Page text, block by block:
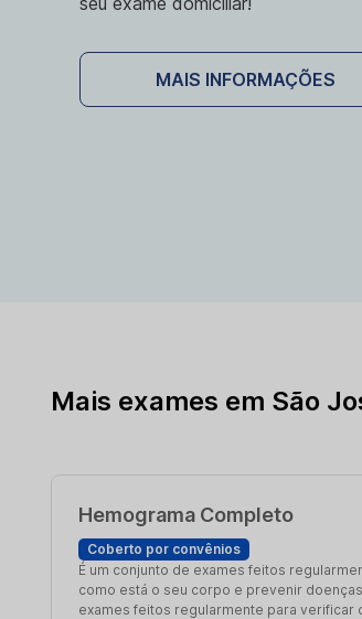
MAIS INFORMAÇÕES
Mais exames em São
Hemograma Completo
Coberto por convênios
É um conjunto de exames feitos
como está o seu corpo e prevenir
exames feitos regularmente para verificar